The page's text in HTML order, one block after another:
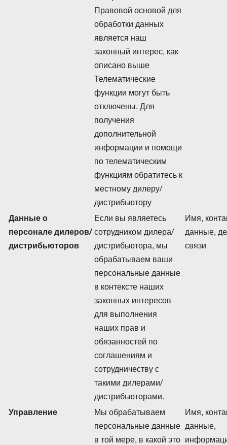
Правовой основой для
обработки данных
является наш
законный интерес, как
описано выше
Телематические
функции могут быть
отключены. Для
получения
дополнительной
информации и помощи
по телематическим
функциям обратитесь к
местному дилеру/
дистрибьютору
Данные о
персонале дилеров/
дистрибьюторов
Если вы являетесь
сотрудником дилера/
дистрибьютора, мы
обрабатываем ваши
персональные данные
в контексте наших
законных интересов
для выполнения
наших прав и
обязанностей по
соглашениям и
сотрудничеству с
такими дилерами/
дистрибьюторами.
Имя,
данные,
связи
Управление
Мы обрабатываем
персональные данные
в той мере, в какой это
Имя,
данные,